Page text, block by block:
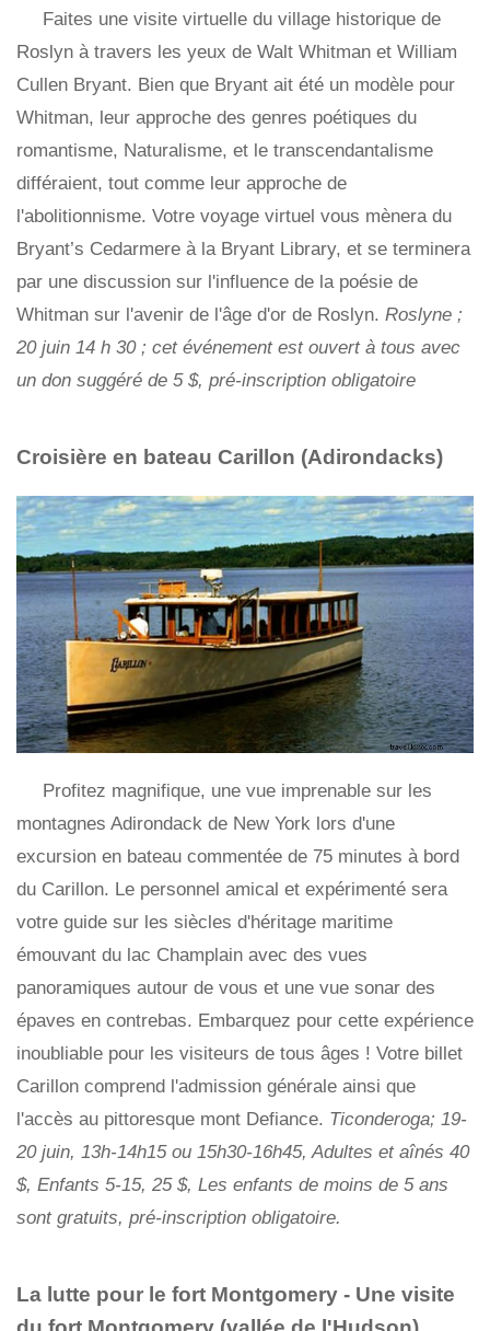
Faites une visite virtuelle du village historique de
Roslyn à travers les yeux de Walt Whitman et William
Cullen Bryant. Bien que Bryant ait été un modèle pour
Whitman, leur approche des genres poétiques du
romantisme, Naturalisme, et le transcendantalisme
différaient, tout comme leur approche de
l'abolitionnisme. Votre voyage virtuel vous mènera du
Bryant’s Cedarmere à la Bryant Library, et se terminera
par une discussion sur l'influence de la poésie de
Whitman sur l'avenir de l'âge d'or de Roslyn. Roslyne ;
20 juin 14 h 30 ; cet événement est ouvert à tous avec
un don suggéré de 5 $, pré-inscription obligatoire
Croisière en bateau Carillon (Adirondacks)
Profitez magnifique, une vue imprenable sur les
montagnes Adirondack de New York lors d'une
excursion en bateau commentée de 75 minutes à bord
du Carillon. Le personnel amical et expérimenté sera
votre guide sur les siècles d'héritage maritime
émouvant du lac Champlain avec des vues
panoramiques autour de vous et une vue sonar des
épaves en contrebas. Embarquez pour cette expérience
inoubliable pour les visiteurs de tous âges ! Votre billet
Carillon comprend l'admission générale ainsi que
l'accès au pittoresque mont Defiance. Ticonderoga; 19-
20 juin, 13h-14h15 ou 15h30-16h45, Adultes et aînés 40
$, Enfants 5-15, 25 $, Les enfants de moins de 5 ans
sont gratuits, pré-inscription obligatoire.
La lutte pour le fort Montgomery - Une visite